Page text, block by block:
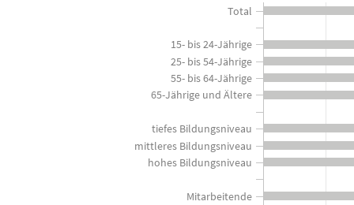
View as data table, Wie zufrieden sind Sie mit den Aktivitäten des
The chart has 1 X axis displaying categories.
The chart has 1 Y axis displaying in Prozent der Bevölkerung.
Mitarbeitende
hohes Bildungsniveau
mittleres Bildungsniveau
tiefes Bildungsniveau
65-Jährige und Ältere
55- bis 64-Jährige
25- bis 54-Jährige
15- bis 24-Jährige
Total